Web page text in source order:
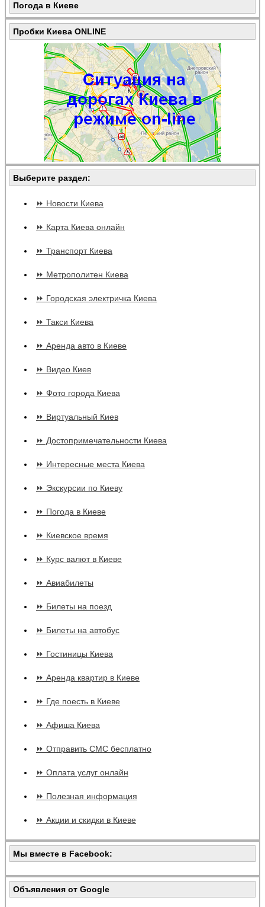
Погода в Киеве
Пробки Киева ONLINE
Выберите раздел:
⏩ Новости Киева
⏩ Карта Киева онлайн
⏩ Транспорт Киева
⏩ Метрополитен Киева
⏩ Городская электричка Киева
⏩ Такси Киева
⏩ Аренда авто в Киеве
⏩ Видео Киев
⏩ Фото города Киева
⏩ Виртуальный Киев
⏩ Достопримечательности Киева
⏩ Интересные места Киева
⏩ Экскурсии по Киеву
⏩ Погода в Киеве
⏩ Киевское время
⏩ Курс валют в Киеве
⏩ Авиабилеты
⏩ Билеты на поезд
⏩ Билеты на автобус
⏩ Гостиницы Киева
⏩ Аренда квартир в Киеве
⏩ Где поесть в Киеве
⏩ Афиша Киева
⏩ Отправить СМС бесплатно
⏩ Оплата услуг онлайн
⏩ Полезная информация
⏩ Акции и скидки в Киеве
Мы вместе в Facebook:
Объявления от Google